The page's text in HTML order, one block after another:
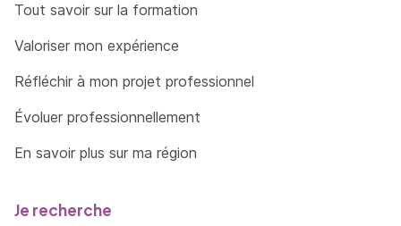
Tout savoir sur la formation
Valoriser mon expérience
Réfléchir à mon projet professionnel
Évoluer professionnellement
En savoir plus sur ma région
Je recherche